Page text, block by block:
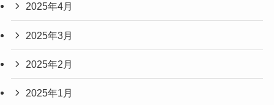
2025年4月
2025年3月
2025年2月
2025年1月